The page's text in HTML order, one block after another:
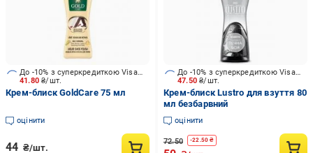
41.80₴/шт.
До -10% з суперкредиткою Visa Вигода
Крем-блиск GoldCare 75 мл
оцінити
44 ₴/шт.
47.50₴/шт.
До -10% з суперкредиткою Visa Вигода
Крем-блиск Lustro для взуття 80
мл безбарвний
оцінити
72.50 -22.50 ₴